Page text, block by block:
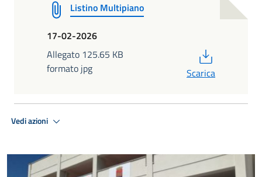
Listino Multipiano
17-02-2026
Allegato 125.65 KB
formato jpg
Scarica
Vedi azioni